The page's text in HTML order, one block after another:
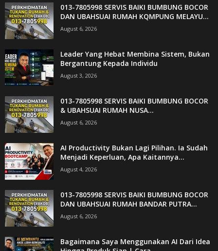
013-7805998 SERVIS BAIKI BUMBUNG BOCOR
DAN UBAHSUAI RUMAH KQMPUNG MELAYU...
August 6, 2026
Leader Yang Hebat Membina Sistem, Bukan
Bergantung Kepada Individu
August 3, 2026
013-7805998 SERVIS BAIKI BUMBUNG BOCOR
& UBAHSUAI RUMAH NUSA...
August 6, 2026
AI Productivity Bukan Lagi Pilihan. Ia Sudah
Menjadi Keperluan, Apa Kaitannya...
August 4, 2026
013-7805998 SERVIS BAIKI BUMBUNG BOCOR
DAN UBAHSUAI RUMAH BANDAR PUTRA...
August 6, 2026
Bagaimana Saya Menggunakan AI Dari Idea